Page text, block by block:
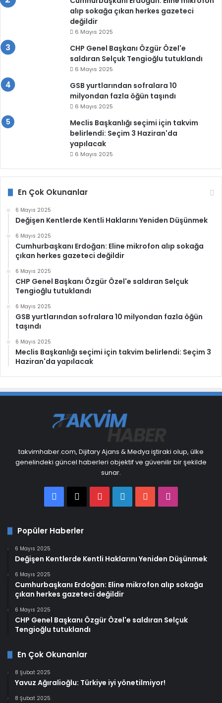
alıp sokağa çıkan herkes gazeteci
değildir
6 Mayıs 2025
CHP Genel Başkanı Özgür Özel'e
saldıran Selçuk Tengioğlu tutuklandı
6 Mayıs 2025
GSB yurtlarından sofralara 10
milyondan fazla öğün taşındı
6 Mayıs 2025
Meclis Başkanlığı seçimi için takvim
belirlendi: Seçim 3 Haziran'da
yapılacak
6 Mayıs 2025
En Çok Okunanlar
6 Mayıs 2025
Değişen Kentlerde Kentli Haklarını Yeniden Düşünmek
6 Mayıs 2025
Cumhurbaşkanı Erdoğan: Eline mikrofon alıp sokağa
çıkan herkes gazeteci değildir
6 Mayıs 2025
CHP Genel Başkanı Özgür Özel'e saldıran Selçuk
Tengioğlu tutuklandı
6 Mayıs 2025
GSB yurtlarından sofralara 10 milyondan fazla öğün
taşındı
6 Mayıs 2025
Meclis Başkanlığı seçimi için takvim belirlendi: Seçim 3
Haziran'da yapılacak
takvimhaber.com, Dijitary Ajans & Medya iştiraki olup, ülke
genelindeki güncel haberleri objektif ve güvenilir bir şekilde
sunar.
Facebook
X PinterestLinkedInYouTube
Popüler Haberler
6 Mayıs 2025
Değişen Kentlerde Kentli Haklarını Yeniden Düşünmek
6 Mayıs 2025
Cumhurbaşkanı Erdoğan: Eline mikrofon alıp sokağa
çıkan herkes gazeteci değildir
6 Mayıs 2025
CHP Genel Başkanı Özgür Özel'e saldıran Selçuk
Tengioğlu tutuklandı
En Çok Okunanlar
8 Şubat 2025
Yavuz Ağıralioğlu: Türkiye iyi yönetilmiyor!
8 Şubat 2025